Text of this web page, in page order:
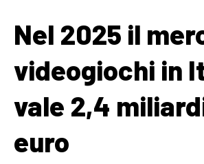
Nel 2025 il
videogiochi in
vale 2,4
euro